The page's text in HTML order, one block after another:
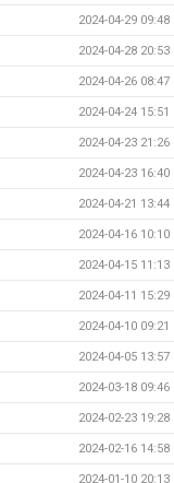
2024-04-29 09:48
2024-04-28 20:53
2024-04-26 08:47
2024-04-24 15:51
2024-04-23 21:26
2024-04-23 16:40
2024-04-21 13:44
2024-04-16 10:10
2024-04-15 11:13
2024-04-11 15:29
2024-04-10 09:21
2024-04-05 13:57
2024-03-18 09:46
2024-02-23 19:28
2024-02-16 14:58
2024-01-10 20:13